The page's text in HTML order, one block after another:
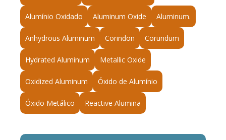
Alumínio Oxidado Aluminum Oxide Aluminum.
Anhydrous Aluminum Corindon Corundum
Hydrated Aluminum Metallic Oxide
Oxidized Aluminum Óxido de Alumínio
Óxido Metálico Reactive Alumina